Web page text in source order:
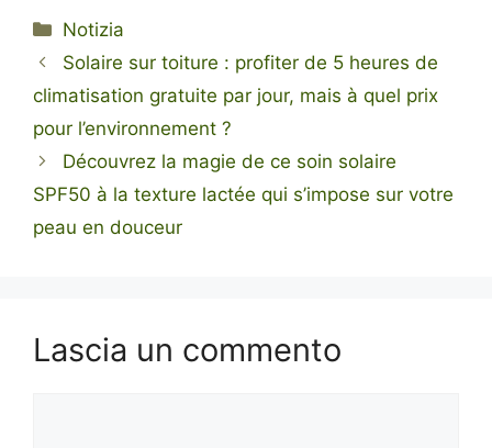
Categorie
Notizia
Solaire sur toiture : profiter de 5 heures de
climatisation gratuite par jour, mais à quel prix
pour l’environnement ?
Découvrez la magie de ce soin solaire
SPF50 à la texture lactée qui s’impose sur votre
peau en douceur
Lascia un commento